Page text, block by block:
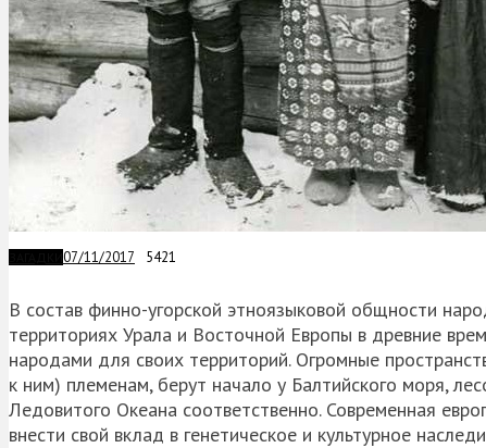
07/11/2017 5421
В состав финно-угорской этноязыковой общности
территориях Урала и Восточной Европы в древние
народами для своих территорий. Огромные
к ним) племенам, берут начало у Балтийского моря,
Ледовитого Океана соответственно. Современная
внести свой вклад в генетическое и культурное